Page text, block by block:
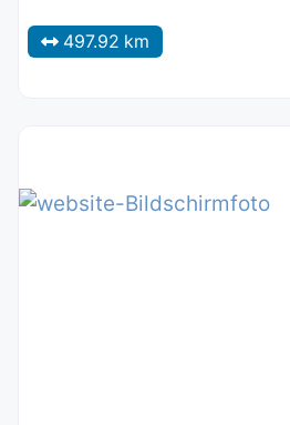
497.92 km